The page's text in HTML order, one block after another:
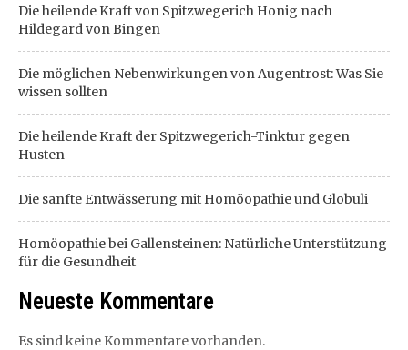
Die heilende Kraft von Spitzwegerich Honig nach
Hildegard von Bingen
Die möglichen Nebenwirkungen von Augentrost: Was Sie
wissen sollten
Die heilende Kraft der Spitzwegerich-Tinktur gegen
Husten
Die sanfte Entwässerung mit Homöopathie und Globuli
Homöopathie bei Gallensteinen: Natürliche Unterstützung
für die Gesundheit
Neueste Kommentare
Es sind keine Kommentare vorhanden.